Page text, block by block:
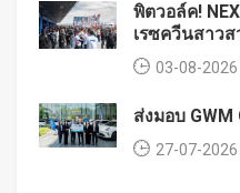
พิตวอล์ค!
เรซควีนสาว
03-08-2026
ส่งมอบ GWM
27-07-2026